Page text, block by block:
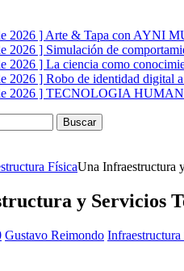
2026 ] Arte & Tapa con AYNI
2026 ] Simulación de
2026 ] La ciencia como
2026 ] Robo de identidad digital
2026 ] TECNOLOGIA
FísicaUna Infraestructura
y Servicios
Gustavo Reimondo Infraestructura